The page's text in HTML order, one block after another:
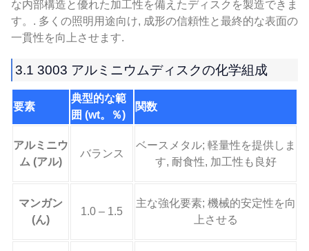
な内部構造と優れた加工性を備えたディスクを製造できま
す。. 多くの照明用途向け, 成形の信頼性と最終的な表面の
一貫性を向上させます.
3.1 3003 アルミニウムディスクの化学組成
要素
典型的な範
囲 (wt。％)
関数
アルミニウ
ム (アル)
バランス
ベースメタル; 軽量性を提供しま
す, 耐食性, 加工性も良好
マンガン
(ん)
1.0 – 1.5
主な強化要素; 機械的安定性を向
上させる